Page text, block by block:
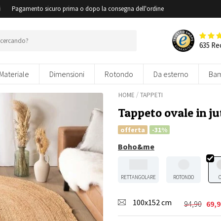
Pagamento sicuro prima o dopo la consegna dell'ordine
635
Materiale Dimensioni Rotondo Da esterno
HOME /TAPPETI
Tappeto ovale in
offerta -31%
Boho&me
RETTANGOLARE ROTONDO
100x152 cm 94,90
Il
prezzo
Il
prezzo